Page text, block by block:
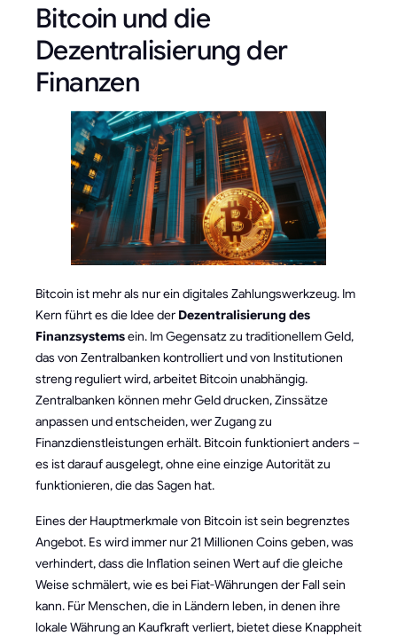
Bitcoin und die
Dezentralisierung der
Finanzen
Bitcoin ist mehr als nur ein digitales Zahlungswerkzeug. Im
Kern führt es die Idee der Dezentralisierung des
Finanzsystemsein. Im Gegensatz zu traditionellem Geld,
das von Zentralbanken kontrolliert und von Institutionen
streng reguliert wird, arbeitet Bitcoin unabhängig.
Zentralbanken können mehr Geld drucken, Zinssätze
anpassen und entscheiden, wer Zugang zu
Finanzdienstleistungen erhält. Bitcoin funktioniert anders –
es ist darauf ausgelegt, ohne eine einzige Autorität zu
funktionieren, die das Sagen hat.
Eines der Hauptmerkmale von Bitcoin ist sein begrenztes
Angebot. Es wird immer nur 21 Millionen Coins geben, was
verhindert, dass die Inflation seinen Wert auf die gleiche
Weise schmälert, wie es bei Fiat-Währungen der Fall sein
kann. Für Menschen, die in Ländern leben, in denen ihre
lokale Währung an Kaufkraft verliert, bietet diese Knappheit